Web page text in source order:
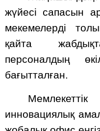
жүйесі сапасын
мекемелерді
қайта
персоналдың
бағытталған.
инновациялық